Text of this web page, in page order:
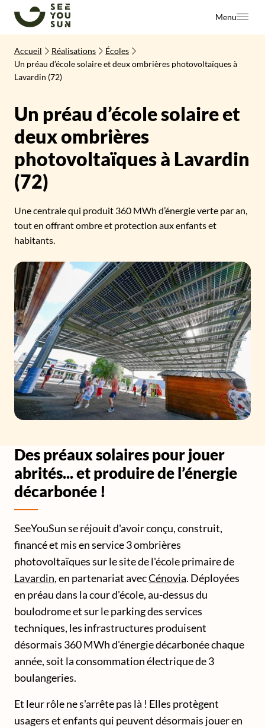
Menu
Accueil Réalisations
Écoles
Un préau d’école solaire et deux ombrières photovoltaïques à
Lavardin (72)
Un préau d’école solaire et
deux ombrières
photovoltaïques à Lavardin
(72)
Une centrale qui produit 360 MWh d’énergie verte par an,
tout en offrant ombre et protection aux enfants et
habitants.
Des préaux solaires pour jouer
abrités... et produire de l’énergie
décarbonée !
SeeYouSun se réjouit d'avoir conçu, construit,
financé et mis en service 3 ombrières
photovoltaïques sur le site de l'école primaire de
Lavardin, en partenariat avecCénovia. Déployées
en préau dans la cour d'école, au-dessus du
boulodrome et sur le parking des services
techniques, les infrastructures produisent
désormais 360 MWh d'énergie décarbonée chaque
année, soit la consommation électrique de 3
boulangeries.
Et leur rôle ne s'arrête pas là ! Elles protègent
usagers et enfants qui peuvent désormais jouer en